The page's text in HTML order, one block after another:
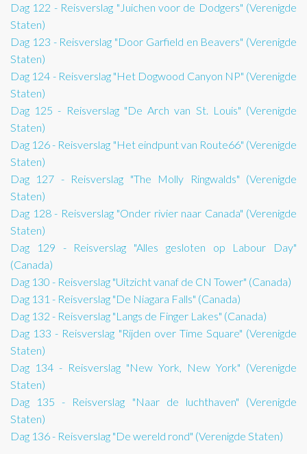
Dag 122 - Reisverslag "Juichen voor de Dodgers" (Verenigde
Staten)
Dag 123 - Reisverslag "Door Garfield en Beavers" (Verenigde
Staten)
Dag 124 - Reisverslag "Het Dogwood Canyon NP" (Verenigde
Staten)
Dag 125 - Reisverslag "De Arch van St. Louis" (Verenigde
Staten)
Dag 126 - Reisverslag "Het eindpunt van Route66" (Verenigde
Staten)
Dag 127 - Reisverslag "The Molly Ringwalds" (Verenigde
Staten)
Dag 128 - Reisverslag "Onder rivier naar Canada" (Verenigde
Staten)
Dag 129 - Reisverslag "Alles gesloten op Labour Day"
(Canada)
Dag 130 - Reisverslag "Uitzicht vanaf de CN Tower" (Canada)
Dag 131 - Reisverslag "De Niagara Falls" (Canada)
Dag 132 - Reisverslag "Langs de Finger Lakes" (Canada)
Dag 133 - Reisverslag "Rijden over Time Square" (Verenigde
Staten)
Dag 134 - Reisverslag "New York, New York" (Verenigde
Staten)
Dag 135 - Reisverslag "Naar de luchthaven" (Verenigde
Staten)
Dag 136 - Reisverslag "De wereld rond" (Verenigde Staten)